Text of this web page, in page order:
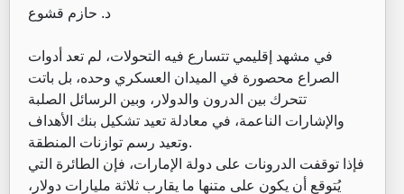
د. حازم قشوع
في مشهد إقليمي تتسارع فيه التحولات، لم تعد أدوات
الصراع محصورة في الميدان العسكري وحده، بل باتت
تتحرك بين الدرون والدولار، وبين الرسائل الصلبة
والإشارات الناعمة، في معادلة تعيد تشكيل بنك الأهداف
وتعيد رسم توازنات المنطقة.
فإذا توقفت الدرونات على دولة الإمارات، فإن الطائرة التي
يُتوقع أن يكون على متنها ما يقارب ثلاثة مليارات دولار،